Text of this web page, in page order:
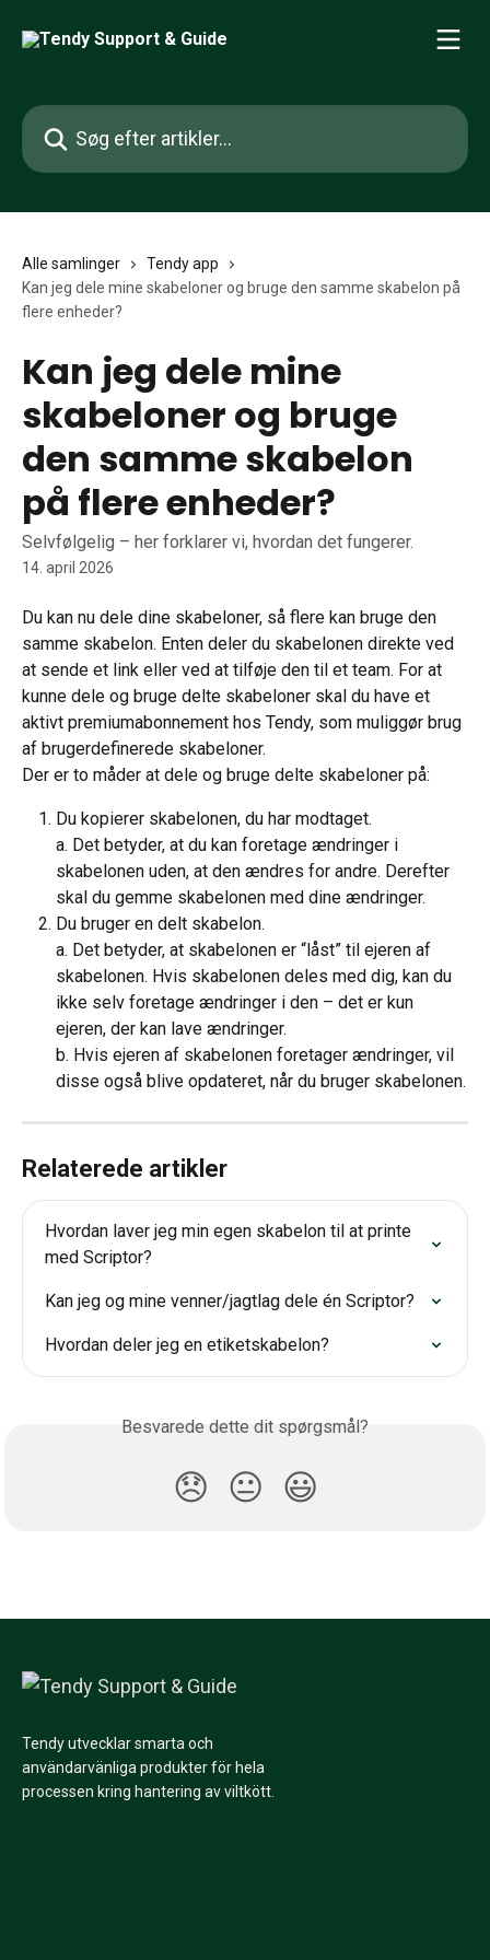
Søg efter artikler...
Alle samlinger
Tendy app
Kan jeg dele mine skabeloner og bruge den samme skabelon på
flere enheder?
Kan jeg dele mine
skabeloner og bruge
den samme skabelon
på flere enheder?
Selvfølgelig – her forklarer vi, hvordan det fungerer.
14. april 2026
Du kan nu dele dine skabeloner, så flere kan bruge den
samme skabelon. Enten deler du skabelonen direkte ved
at sende et link eller ved at tilføje den til et team. For at
kunne dele og bruge delte skabeloner skal du have et
aktivt premiumabonnement hos Tendy, som muliggør brug
af brugerdefinerede skabeloner.
Der er to måder at dele og bruge delte skabeloner på:
Du kopierer skabelonen, du har modtaget.
a. Det betyder, at du kan foretage ændringer i
skabelonen uden, at den ændres for andre. Derefter
skal du gemme skabelonen med dine ændringer.
Du bruger en delt skabelon.
a. Det betyder, at skabelonen er “låst” til ejeren af
skabelonen. Hvis skabelonen deles med dig, kan du
ikke selv foretage ændringer i den – det er kun
ejeren, der kan lave ændringer.
b. Hvis ejeren af skabelonen foretager ændringer, vil
disse også blive opdateret, når du bruger skabelonen.
Relaterede artikler
Hvordan laver jeg min egen skabelon til at printe
med Scriptor?
Kan jeg og mine venner/jagtlag dele én Scriptor?
Hvordan deler jeg en etiketskabelon?
Besvarede dette dit spørgsmål?
😞 😐 😃
Tendy utvecklar smarta och
användarvänliga produkter för hela
processen kring hantering av viltkött.